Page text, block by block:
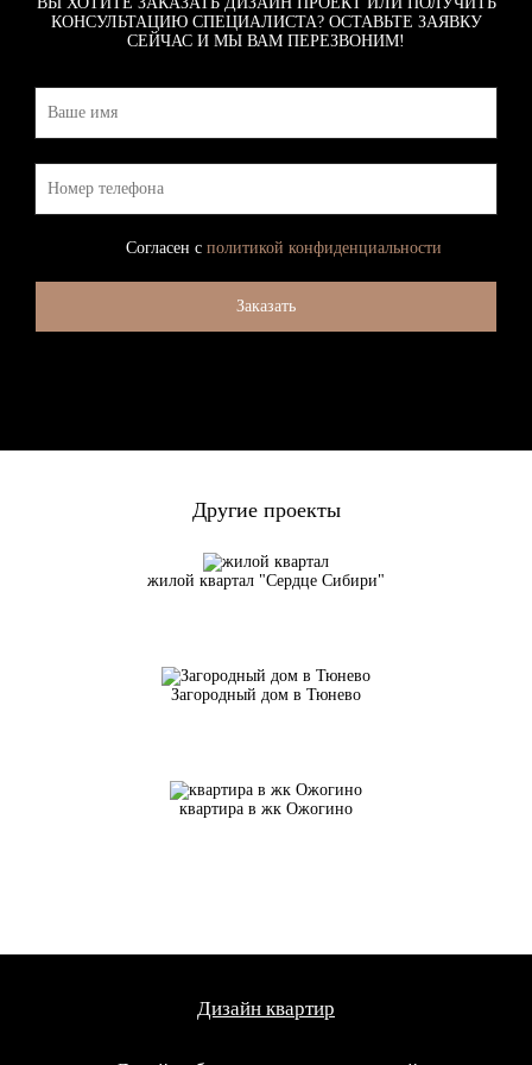
КОНСУЛЬТАЦИЮ СПЕЦИАЛИСТА? ОСТАВЬТЕ ЗАЯВКУ
СЕЙЧАС И МЫ ВАМ ПЕРЕЗВОНИМ!
Согласен с политикой конфиденциальности
Другие проекты
жилой квартал "Сердце Сибири"
Загородный дом в Тюнево
квартира в жк Ожогино
Дизайн квартир